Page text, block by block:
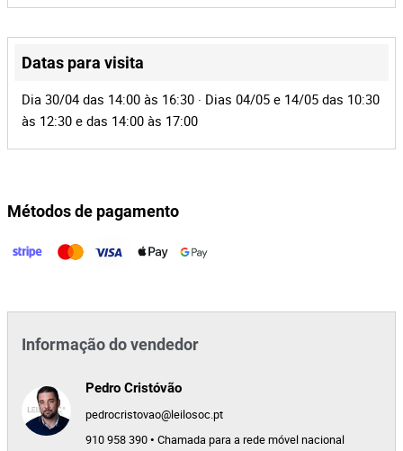
166612
Leaflet |© OpenStreetMap contributors
Datas para visita
Dia 30/04 das 14:00 às 16:30 · Dias 04/05 e 14/05 das 10:30
às 12:30 e das 14:00 às 17:00
Métodos de pagamento
Informação do vendedor
Pedro Cristóvão
pedrocristovao@leilosoc.pt
910 958 390 • Chamada para a rede móvel nacional